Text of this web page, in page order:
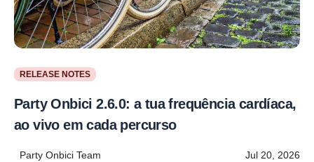
RELEASE NOTES
Party Onbici 2.6.0: a tua frequência cardíaca,
ao vivo em cada percurso
Party Onbici Team Jul 20, 2026